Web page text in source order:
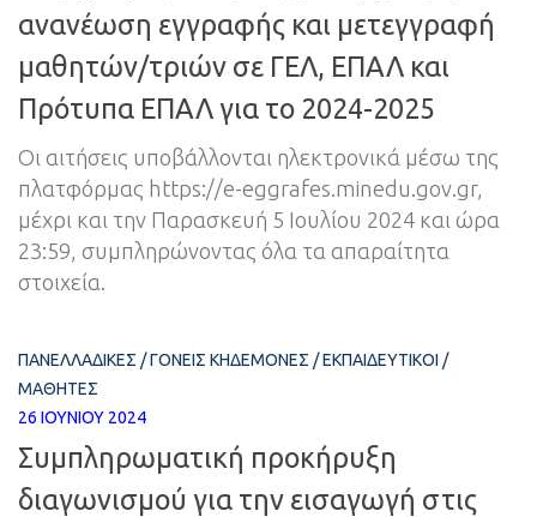
ανανέωση εγγραφής και μετεγγραφή
μαθητών/τριών σε ΓΕΛ, ΕΠΑΛ και
Πρότυπα ΕΠΑΛ για το 2024-2025
Οι αιτήσεις υποβάλλονται ηλεκτρονικά μέσω της
πλατφόρμας https://e-eggrafes.minedu.gov.gr,
μέχρι και την Παρασκευή 5 Ιουλίου 2024 και ώρα
23:59, συμπληρώνοντας όλα τα απαραίτητα
στοιχεία.
ΠΑΝΕΛΛΑΔΙΚΈΣ /ΓΟΝΕΊΣ ΚΗΔΕΜΌΝΕΣ /ΕΚΠΑΙΔΕΥΤΙΚΟΊ /
ΜΑΘΗΤΈΣ
26 ΙΟΥΝΊΟΥ 2024
Συμπληρωματική προκήρυξη
διαγωνισμού για την εισαγωγή στις